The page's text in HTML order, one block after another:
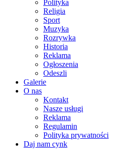
Polityka
Religia
Sport
Muzyka
Rozrywka
Historia
Reklama
Ogłoszenia
Odeszli
Galerie
O nas
Kontakt
Nasze usługi
Reklama
Regulamin
Polityka prywatności
Daj nam cynk